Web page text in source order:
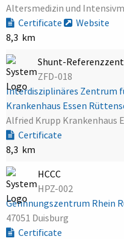
Altersmedizin und
Certificate
Website
8,3 km
Shunt-
ZFD-018
Interdisziplinäres Zentrum
Krankenhaus Essen
Alfried Krupp Krankenhaus
Certificate
8,3 km
HCCC
HPZ-002
Gerinnungszentrum Rhein
47051 Duisburg
Certificate